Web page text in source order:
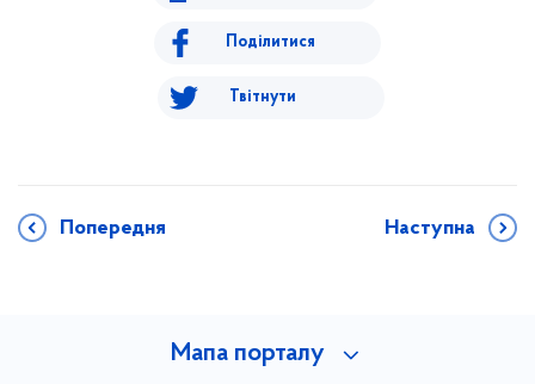
Поділитися
Твітнути
Попередня Наступна
Мапа порталу